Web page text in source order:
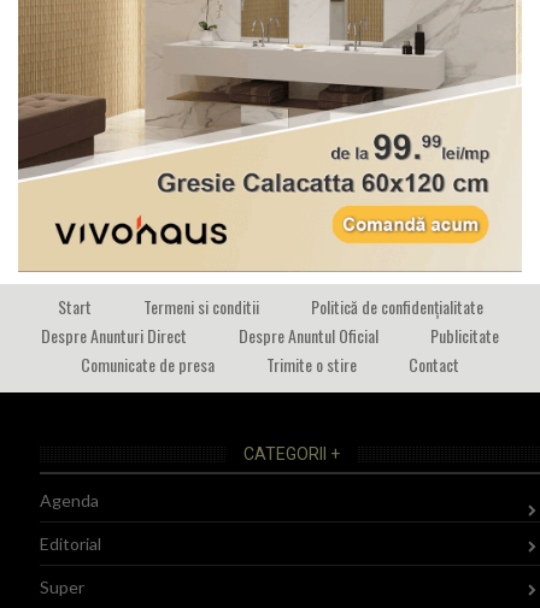
Start Termeni si conditii
Politică de confidențialitate
Despre Anunturi Direct
Despre Anuntul Oficial
Publicitate
Comunicate de presa
Trimite o stire Contact
CATEGORII +
Agenda
Editorial
Super